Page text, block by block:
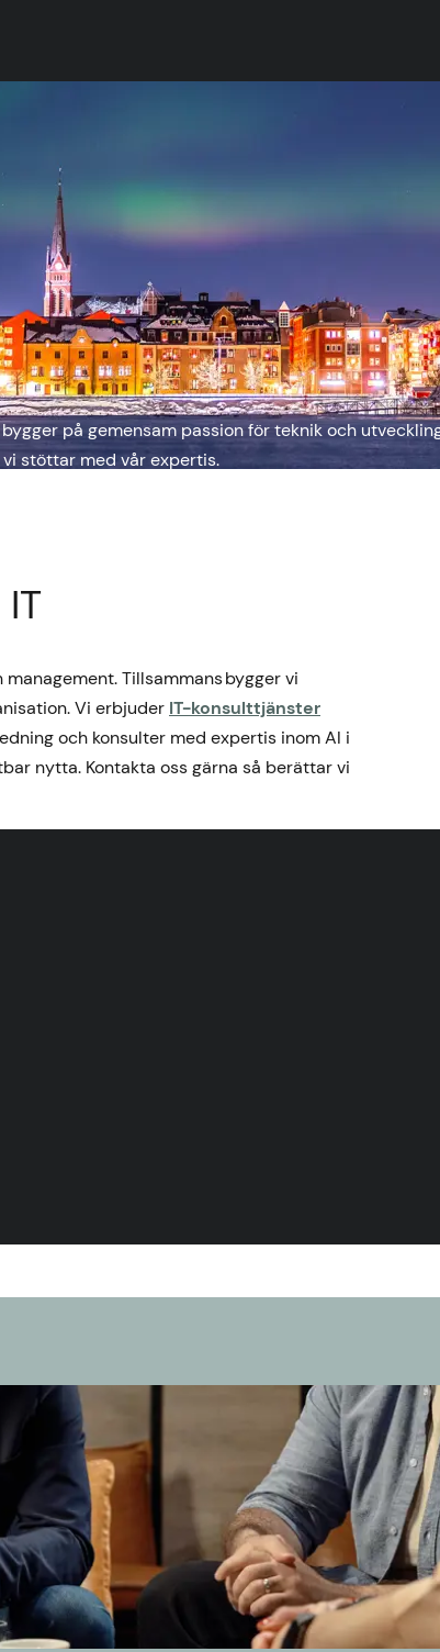
på gemensam passion för teknik och
stöttar med vår expertis.
Tillsammans bygger vi
Vi erbjuder IT-konsulttjänster
och konsulter med expertis inom AI i
nytta. Kontakta oss gärna så berättar vi